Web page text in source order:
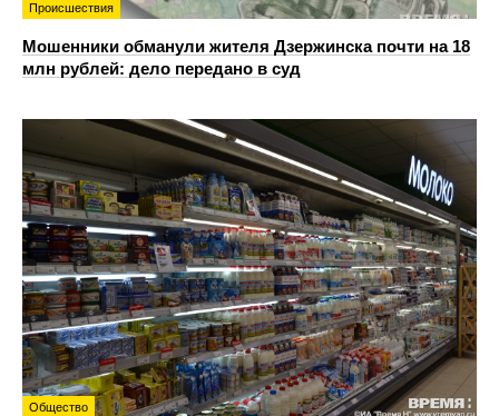
Происшествия
Мошенники обманули жителя Дзержинска почти на 18
млн рублей: дело передано в суд
Общество